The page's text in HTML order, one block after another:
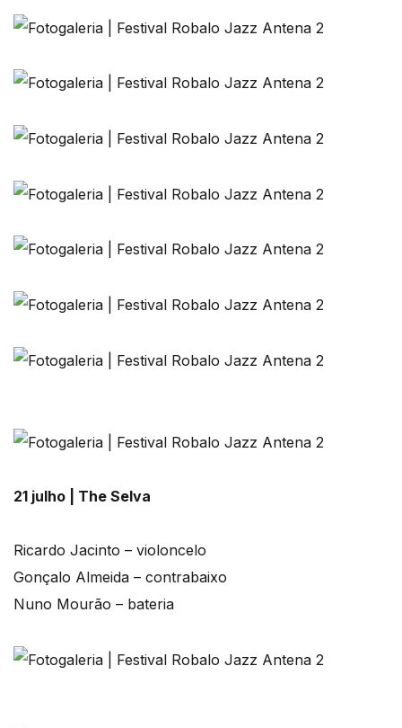
21 julho | The Selva
Ricardo Jacinto – violoncelo
Gonçalo Almeida – contrabaixo
Nuno Mourão – bateria